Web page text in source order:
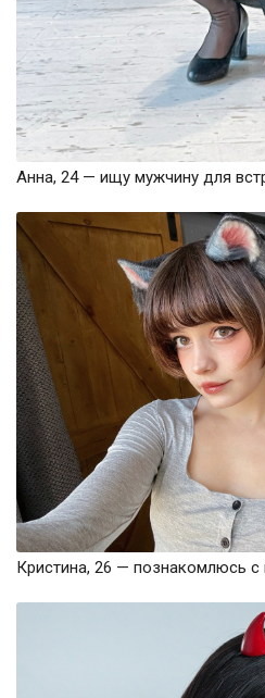
Анна, 24 — ищу мужчину для
Кристина, 26 — познакомлюсь